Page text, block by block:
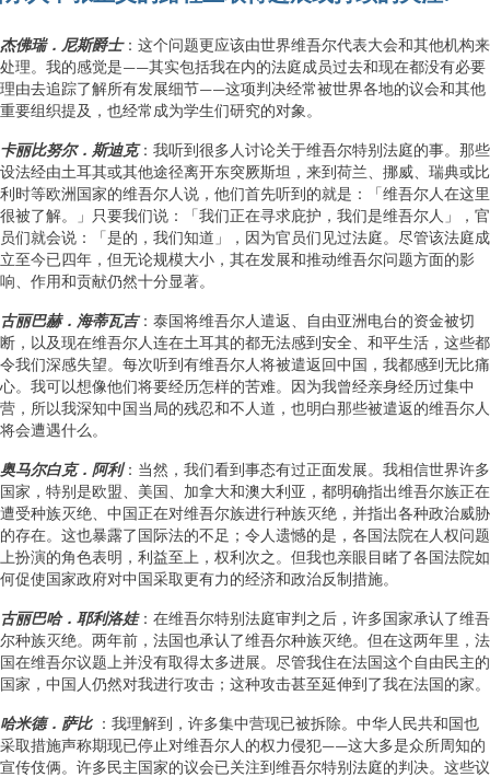
杰佛瑞．尼斯爵士：这个问题更应该由世界维吾尔代表大会和其他机构来
处理。我的感觉是——其实包括我在内的法庭成员过去和现在都没有必要
理由去追踪了解所有发展细节——这项判决经常被世界各地的议会和其他
重要组织提及，也经常成为学生们研究的对象。
卡丽比努尔．斯迪克：我听到很多人讨论关于维吾尔特别法庭的事。那些
设法经由土耳其或其他途径离开东突厥斯坦，来到荷兰、挪威、瑞典或比
利时等欧洲国家的维吾尔人说，他们首先听到的就是：「维吾尔人在这里
很被了解。」只要我们说：「我们正在寻求庇护，我们是维吾尔人」，官
员们就会说：「是的，我们知道」，因为官员们见过法庭。尽管该法庭成
立至今已四年，但无论规模大小，其在发展和推动维吾尔问题方面的影
响、作用和贡献仍然十分显著。
古丽巴赫．海蒂瓦吉：泰国将维吾尔人遣返、自由亚洲电台的资金被切
断，以及现在维吾尔人连在土耳其的都无法感到安全、和平生活，这些都
令我们深感失望。每次听到有维吾尔人将被遣返回中国，我都感到无比痛
心。我可以想像他们将要经历怎样的苦难。因为我曾经亲身经历过集中
营，所以我深知中国当局的残忍和不人道，也明白那些被遣返的维吾尔人
将会遭遇什么。
奥马尔白克．阿利：当然，我们看到事态有过正面发展。我相信世界许多
国家，特别是欧盟、美国、加拿大和澳大利亚，都明确指出维吾尔族正在
遭受种族灭绝、中国正在对维吾尔族进行种族灭绝，并指出各种政治威胁
的存在。这也暴露了国际法的不足；令人遗憾的是，各国法院在人权问题
上扮演的角色表明，利益至上，权利次之。但我也亲眼目睹了各国法院如
何促使国家政府对中国采取更有力的经济和政治反制措施。
古丽巴哈．耶利洛娃：在维吾尔特别法庭审判之后，许多国家承认了维吾
尔种族灭绝。两年前，法国也承认了维吾尔种族灭绝。但在这两年里，法
国在维吾尔议题上并没有取得太多进展。尽管我住在法国这个自由民主的
国家，中国人仍然对我进行攻击；这种攻击甚至延伸到了我在法国的家。
哈米德．萨比 ：我理解到，许多集中营现已被拆除。中华人民共和国也
采取措施声称期现已停止对维吾尔人的权力侵犯——这大多是众所周知的
宣传伎俩。许多民主国家的议会已关注到维吾尔特别法庭的判决。这些议